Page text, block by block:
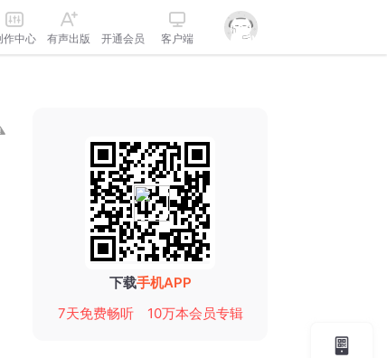
作中心 有声出版 开通会员 客户端
下载手机APP
7天免费畅听
10万本会员专辑